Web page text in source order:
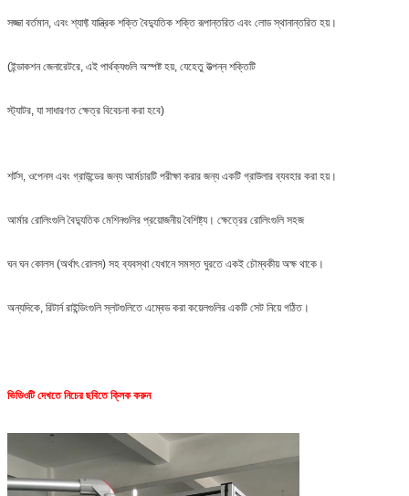
সজ্জা বর্তমান, এবং শ্যাফ্ট যান্ত্রিক শক্তি বৈদ্যুতিক শক্তি রূপান্তরিত এবং লোড স্থানান্তরিত হয়।
(ইন্ডাকশন জেনারেটরে, এই পার্থক্যগুলি অস্পষ্ট হয়, যেহেতু উত্পন্ন শক্তিটি
স্ট্যাটর, যা সাধারণত ক্ষেত্র বিবেচনা করা হবে)
শর্টস, ওপেনস এবং গ্রাউন্ডের জন্য আর্মচারটি পরীক্ষা করার জন্য একটি গ্রাউলার ব্যবহার করা হয়।
আর্মার রোলিংগুলি বৈদ্যুতিক মেশিনগুলির প্রয়োজনীয় বৈশিষ্ট্য। ক্ষেত্রের রোলিংগুলি সহজ
ঘন ঘন কোলস (অর্থাৎ রোলস) সহ ব্যবস্থা যেখানে সমস্ত ঘুরতে একই চৌম্বকীয় অক্ষ থাকে।
অন্যদিকে, রিটার্ন রাইন্ডিংগুলি স্লটগুলিতে এম্বেড করা কয়েলগুলির একটি সেট নিয়ে গঠিত।
ভিডিওটি দেখতে নিচের ছবিতে ক্লিক করুন